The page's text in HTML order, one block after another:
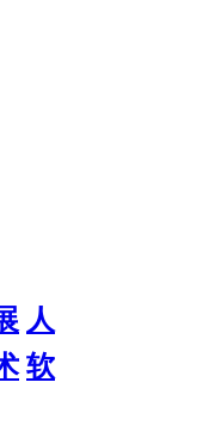
人
软